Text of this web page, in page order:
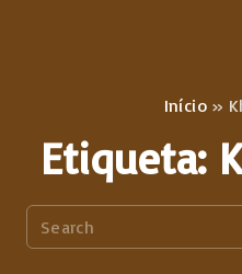
Início»
Etiqueta: